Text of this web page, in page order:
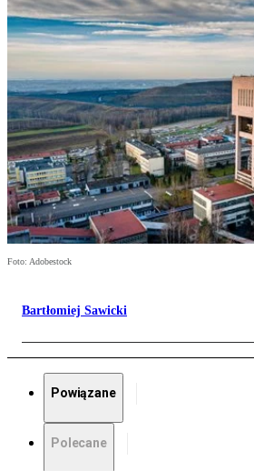
Foto: Adobestock
Bartłomiej Sawicki
Powiązane
Polecane